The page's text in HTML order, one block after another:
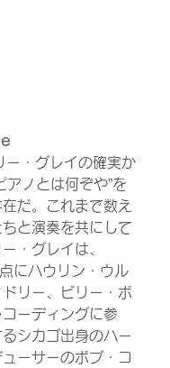
ー・グレイの確実か
アノとは何ぞや”を
だ。これまで数え
と演奏を共にして
・グレイは、
にハウリン・ウル
リー、ビリー・ボ
ーディングに参
シカゴ出身のハー
ーサーのボブ・コ